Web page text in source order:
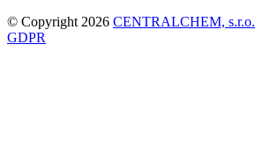
© Copyright 2026 CENTRALCHEM, s.r.o.
GDPR